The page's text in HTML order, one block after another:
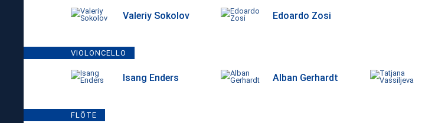
Valeriy Sokolov Edoardo Zosi
VIOLONCELLO
Isang Enders Alban Gerhardt
FLÖTE